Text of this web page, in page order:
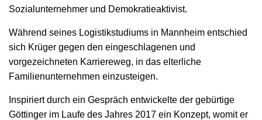
Sozialunternehmer und Demokratieaktivist.
Während seines Logistikstudiums in Mannheim entschied
sich Krüger gegen den eingeschlagenen und
vorgezeichneten Karriereweg, in das elterliche
Familienunternehmen einzusteigen.
Inspiriert durch ein Gespräch entwickelte der gebürtige
Göttinger im Laufe des Jahres 2017 ein Konzept, womit er